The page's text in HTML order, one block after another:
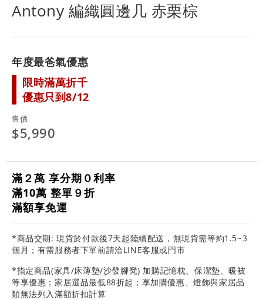
Antony 編織圓邊几 赤栗棕
年度最爸氣優惠
限時滿萬折千
優惠只到8/12
售價
$5,990
滿２萬 享分期０利率
滿10萬 整單９折
滿額享免運
*商品交期: 現貨於付款後7天起陸續配送，無現貨需等約1.5~3
個月；有需服務者下單前請洽LINE客服或門市
*指定商品(家具/床薄墊/沙發腳凳) 加購記憶枕、保潔墊、暖被
等享優惠；家居選品最低88折起；享加購優惠、燈飾與家居品
類無法列入滿額折扣計算